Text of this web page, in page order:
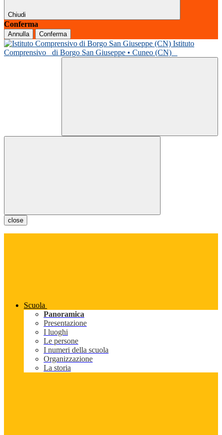
Chiudi
Conferma
Annulla Conferma
Istituto
Comprensivo
di Borgo San Giuseppe • Cuneo (CN)
close
Scuola
Panoramica
Presentazione
I luoghi
Le persone
I numeri della scuola
Organizzazione
La storia